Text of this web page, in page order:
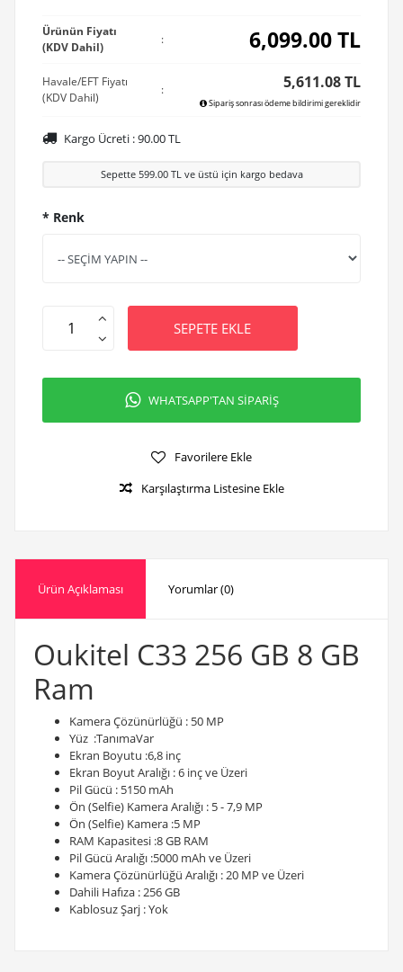
Ürünün Fiyatı
(KDV Dahil)
: 6,099.00TL
Havale/EFT Fiyatı
(KDV Dahil)
: 5,611.08 TL
Sipariş sonrası ödeme bildirimi gereklidir
Kargo Ücreti :90.00TL
Sepette 599.00TL ve üstü için kargo bedava
* Renk
SEPETE EKLE
WHATSAPP'TAN SİPARİŞ
Favorilere Ekle
Karşılaştırma Listesine Ekle
Ürün Açıklaması Yorumlar (0)
Oukitel C33 256 GB 8 GB
Ram
Kamera Çözünürlüğü : 50 MP
Yüz :TanımaVar
Ekran Boyutu :6,8 inç
Ekran Boyut Aralığı : 6 inç ve Üzeri
Pil Gücü : 5150 mAh
Ön (Selfie) Kamera Aralığı : 5 - 7,9 MP
Ön (Selfie) Kamera :5 MP
RAM Kapasitesi :8 GB RAM
Pil Gücü Aralığı :5000 mAh ve Üzeri
Kamera Çözünürlüğü Aralığı : 20 MP ve Üzeri
Dahili Hafıza : 256 GB
Kablosuz Şarj : Yok